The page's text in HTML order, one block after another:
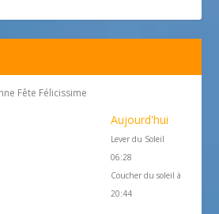
Fête Félicissime
Aujourd'hui
Lever du Soleil
06:28
Coucher du soleil à
20:44